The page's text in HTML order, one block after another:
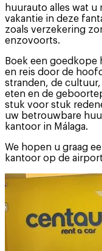
huurauto alles wat
vakantie in deze
zoals verzekering
enzovoorts.
Boek een goedkope
en reis door de
stranden, de
eten en de
stuk voor stuk
uw betrouwbare
kantoor in Málaga.
We hopen u graag
kantoor op de